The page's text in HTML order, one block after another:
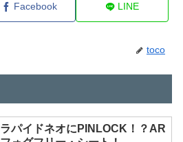
Facebook LINE
toco
ラパイドネオにPINLOCK！？AR